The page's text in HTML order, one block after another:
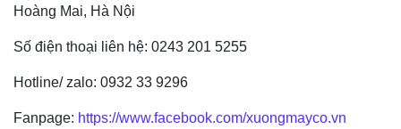
Hoàng Mai, Hà Nội
Số điện thoại liên hệ: 0243 201 5255
Hotline/ zalo: 0932 33 9296
Fanpage: https://www.facebook.com/xuongmayco.vn